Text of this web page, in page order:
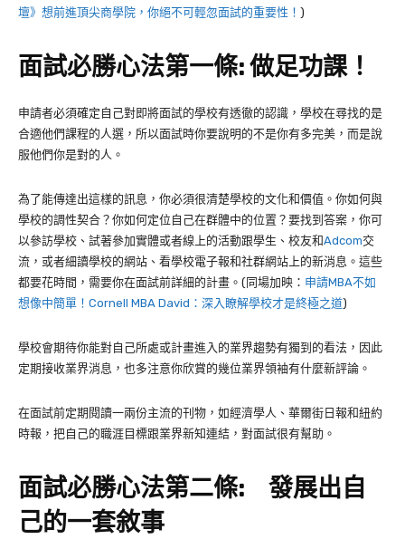
壇》想前進頂尖商學院，你絕不可輕忽面試的重要性！ )
面試必勝心法第一條: 做足功課！
申請者必須確定自己對即將面試的學校有透徹的認識，學校在尋找的是
合適他們課程的人選，所以面試時你要說明的不是你有多完美，而是說
服他們你是對的人。
為了能傳達出這樣的訊息，你必須很清楚學校的文化和價值。你如何與
學校的調性契合？你如何定位自己在群體中的位置？要找到答案，你可
以參訪學校、試著參加實體或者線上的活動跟學生、校友和Adcom交
流，或者細讀學校的網站、看學校電子報和社群網站上的新消息。這些
都要花時間，需要你在面試前詳細的計畫。(同場加映： 申請MBA不如
想像中簡單！Cornell MBA David：深入瞭解學校才是終極之道)
學校會期待你能對自己所處或計畫進入的業界趨勢有獨到的看法，因此
定期接收業界消息，也多注意你欣賞的幾位業界領袖有什麼新評論。
在面試前定期閱讀一兩份主流的刊物，如經濟學人、華爾街日報和紐約
時報，把自己的職涯目標跟業界新知連結，對面試很有幫助。
面試必勝心法第二條: 發展出自
己的一套敘事